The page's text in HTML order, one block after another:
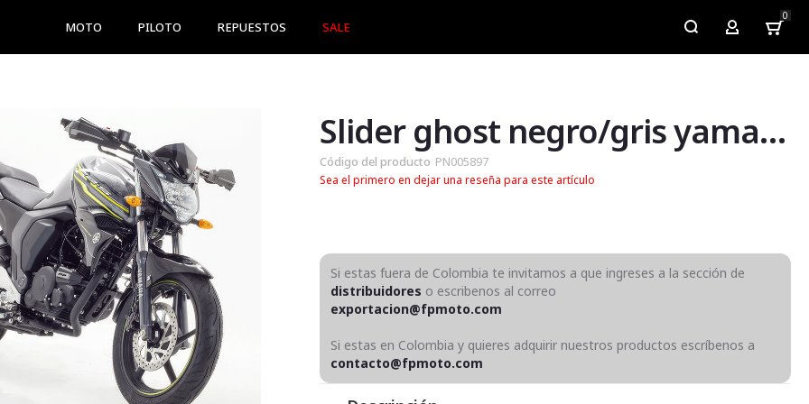
MOTO PILOTO REPUESTOS SALE My Account
0
Slider ghost negro/gris yamaha fz 2.0 fi
Código del producto PN005897
Sea el primero en dejar una reseña para este artículo
Si estas fuera de Colombia te invitamos a que ingreses a la sección de
distribuidores o escribenos al correo
exportacion@fpmoto.com
Si estas en Colombia y quieres adquirir nuestros productos escríbenos a
contacto@fpmoto.com